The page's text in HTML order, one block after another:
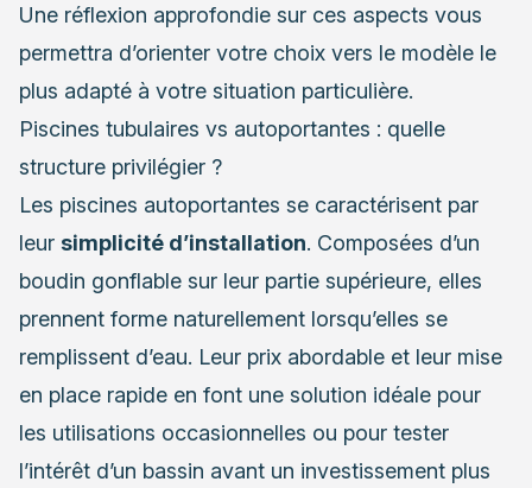
Une réflexion approfondie sur ces aspects vous
permettra d’orienter votre choix vers le modèle le
plus adapté à votre situation particulière.
Piscines tubulaires vs autoportantes : quelle
structure privilégier ?
Les piscines autoportantes se caractérisent par
leur simplicité d’installation. Composées d’un
boudin gonflable sur leur partie supérieure, elles
prennent forme naturellement lorsqu’elles se
remplissent d’eau. Leur prix abordable et leur mise
en place rapide en font une solution idéale pour
les utilisations occasionnelles ou pour tester
l’intérêt d’un bassin avant un investissement plus